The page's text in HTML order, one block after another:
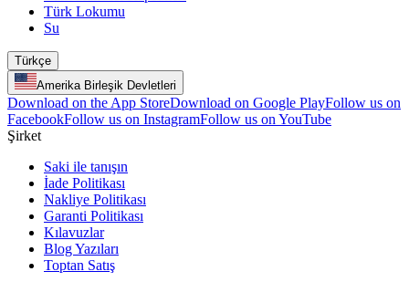
Türk Lokumu
Su
Türkçe
Amerika Birleşik Devletleri
Download on the App StoreDownload on Google PlayFollow us on
FacebookFollow us on InstagramFollow us on YouTube
Şirket
Saki ile tanışın
İade Politikası
Nakliye Politikası
Garanti Politikası
Kılavuzlar
Blog Yazıları
Toptan Satış